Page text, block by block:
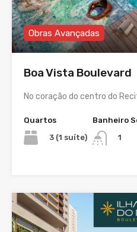
Obras Avançadas
Boa Vista Boulevard
No coração do centro do
Quartos
3 (1 suíte)
Banheiro
1